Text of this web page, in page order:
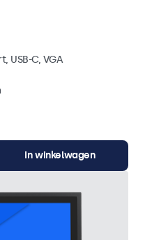
USB-C, VGA
In winkelwagen